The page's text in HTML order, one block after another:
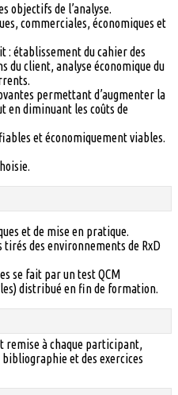
objectifs de l’analyse.
commerciales, économiques et
: établissement du cahier des
du client, analyse économique du
permettant d’augmenter la
en diminuant les coûts de
et économiquement viables.
et de mise en pratique.
tirés des environnements de RxD
se fait par un test QCM
distribué en fin de formation.
remise à chaque participant,
et des exercices